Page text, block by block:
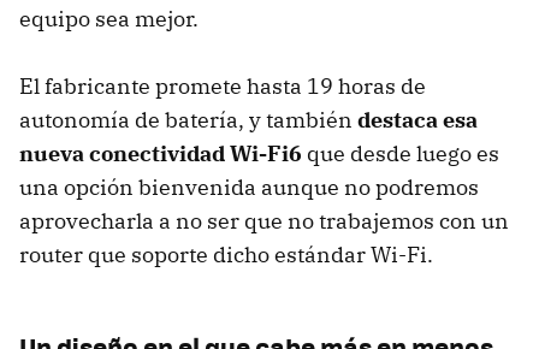
equipo sea mejor.
El fabricante promete hasta 19 horas de
autonomía de batería, y también destaca esa
nueva conectividad Wi-Fi6 que desde luego es
una opción bienvenida aunque no podremos
aprovecharla a no ser que no trabajemos con un
router que soporte dicho estándar Wi-Fi.